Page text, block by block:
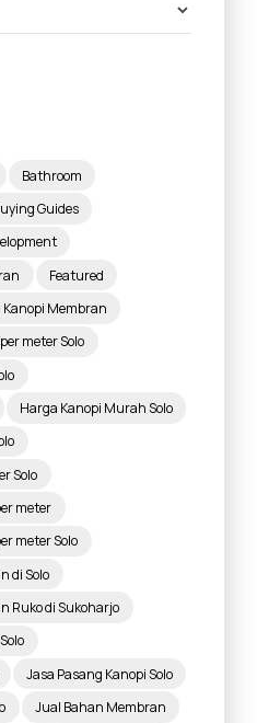
Bathroom
Guides
Featured
Membran
meter Solo
Harga Kanopi Murah Solo
Solo
meter
meter Solo
di Solo
Ruko di Sukoharjo
Jasa Pasang Kanopi Solo
Jual Bahan Membran